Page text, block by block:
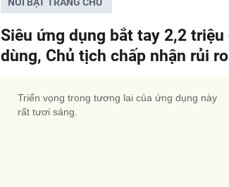
Siêu ứng dụng bắt tay 2,2
dùng, Chủ tịch chấp nhận rủi
Triển vọng trong tương lai của ứng dụng này
rất tươi sáng.